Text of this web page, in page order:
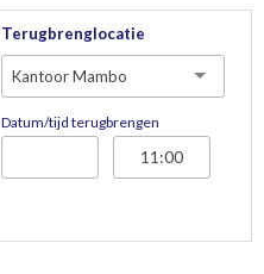
Terugbrenglocatie
Kantoor Mambo
Datum/tijd terugbrengen